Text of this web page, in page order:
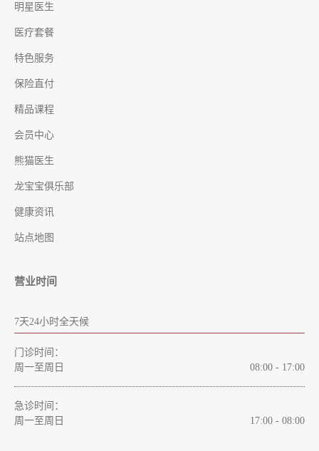
明星医生
医疗套餐
特色服务
保险直付
精品课程
会员中心
熊猫医生
龙宝宝俱乐部
健康资讯
站点地图
营业时间
7天24小时全天候
门诊时间：
周一至周日
08:00 - 17:00
急诊时间：
周一至周日
17:00 - 08:00